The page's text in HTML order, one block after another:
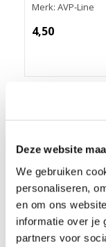
Deze website
We gebruiken
personaliseren,
en om ons
informatie over je
partners voor
Merk: AVP-Line
4,50
PAD BEIGE 40,6
Pad Beige 40,6 cm
inpoetsen van olie.
speciaal geschikt
aandrijfschijf van +/-